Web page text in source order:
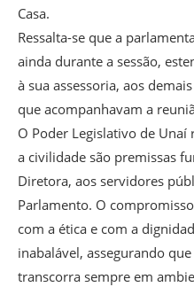
Casa.
Ressalta-se que a
ainda durante a sessão,
à sua assessoria, aos
que acompanhavam a
O Poder Legislativo de
a civilidade são premissas
Diretora, aos servidores
Parlamento. O
com a ética e com a
inabalável, assegurando
transcorra sempre em